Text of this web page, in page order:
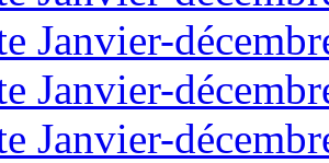
Janvier-
Janvier-
Janvier-